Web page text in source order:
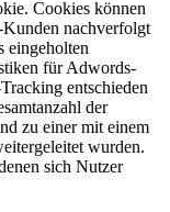
Cookies können
nachverfolgt
eingeholten
für Adwords-
entschieden
der
zu einer mit einem
wurden.
sich Nutzer